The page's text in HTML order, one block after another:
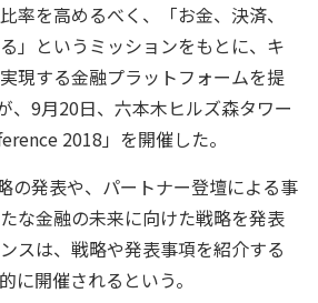
率を高めるべく、「お金、決済、
」というミッションをもとに、キ
現する金融プラットフォームを提
、9月20日、六本木ヒルズ森タワー
2018」を開催した。
発表や、パートナー登壇による事
な金融の未来に向けた戦略を発表
スは、戦略や発表事項を紹介する
に開催されるという。